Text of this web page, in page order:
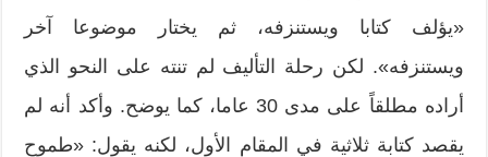
«يؤلف كتابا ويستنزفه، ثم يختار موضوعا آخر
ويستنزفه». لكن رحلة التأليف لم تنته على النحو الذي
أراده مطلقاً على مدى 30 عاما، كما يوضح. وأكد أنه لم
يقصد كتابة ثلاثية في المقام الأول، لكنه يقول: «طموح